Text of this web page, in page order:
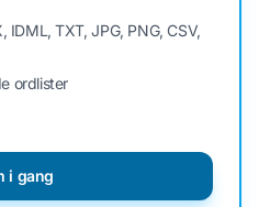
IDML, TXT, JPG, PNG, CSV,
ordlister
i gang